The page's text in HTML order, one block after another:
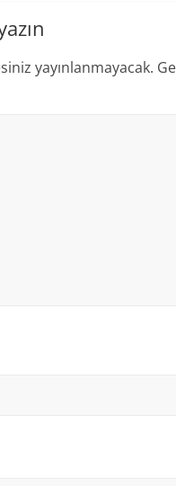
yayınlanmayacak.